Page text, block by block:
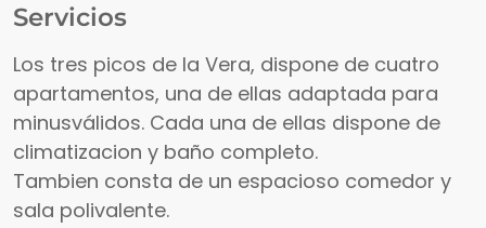
Servicios
Los tres picos de la Vera, dispone de cuatro
apartamentos, una de ellas adaptada para
minusválidos. Cada una de ellas dispone de
climatizacion y baño completo.
Tambien consta de un espacioso comedor y
sala polivalente.